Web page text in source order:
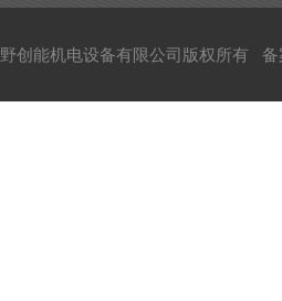
创能机电设备有限公司版权所有 备